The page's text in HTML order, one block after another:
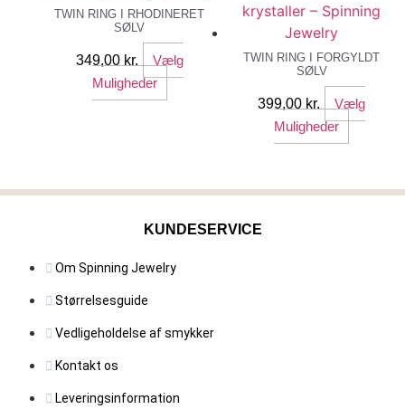
kan
vælges
på
varesiden
vælges
TWIN RING I RHODINERET
SØLV
349,00 kr.
Vælg
Muligheder
Dette
vare
Mulighederne
vælges
varesiden
TWIN RING I FORGYLDT
SØLV
399,00 kr.
Vælg
Muligheder
Dette
flere
KUNDESERVICE
Om Spinning Jewelry
Størrelsesguide
Vedligeholdelse af smykker
Kontakt os
Leveringsinformation